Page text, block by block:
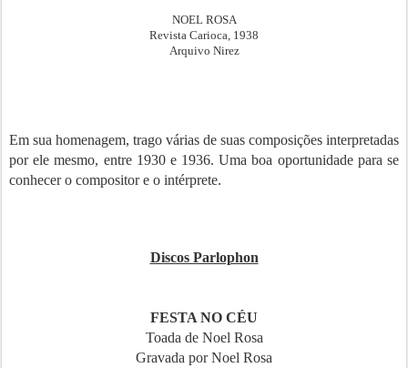
NOEL ROSA
Revista Carioca, 1938
Arquivo Nirez
Em sua homenagem, trago várias de suas composições interpretadas
por ele mesmo, entre 1930 e 1936. Uma boa oportunidade para se
conhecer o compositor e o intérprete.
Discos Parlophon
FESTA NO CÉU
Toada de Noel Rosa
Gravada por Noel Rosa